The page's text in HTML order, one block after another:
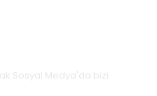
Sosyal Medya'da bizi